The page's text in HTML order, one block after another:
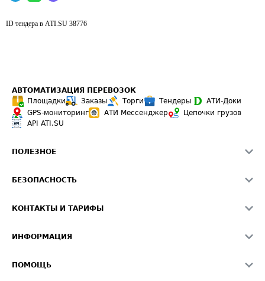
ID тендера в ATI.SU 38776
АВТОМАТИЗАЦИЯ ПЕРЕВОЗОК
Площадки
Заказы Торги Тендеры
АТИ-Доки
GPS-мониторинг
АТИ Мессенджер
Цепочки грузов
API ATI.SU
ПОЛЕЗНОЕ
Звезды ATI.SU на вашем сайте
Средние ставки
БЕЗОПАСНОСТЬ
Светофор+
О формировании Паспорта
КОНТАКТЫ И ТАРИФЫ
Реклама на сайте
ИНФОРМАЦИЯ
ПОМОЩЬ